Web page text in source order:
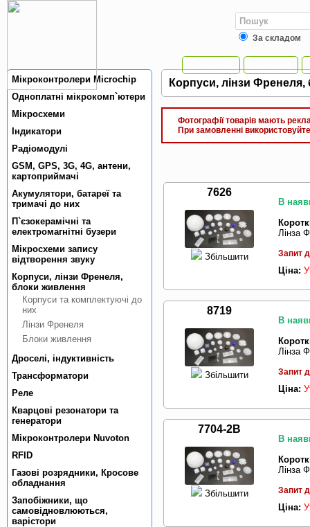
За складом
Мiкроконтролери Microchip
Одноплатнi мiкрокомп`ютери
Мiкросхеми
Індикатори
Радiомодулi
GSM, GPS, 3G, 4G, антени,
картоприймачi
Акумулятори, батареї та
тримачi до них
П`єзокерамiчнi та
електромагнiтнi бузери
Мікросхеми запису
відтворення звуку
Корпуси, лiнзи Френеля,
блоки живлення
Корпуси та комплектуючi до
них
Лiнзи Френеля
Блоки живлення
Дроселi, iндуктивнiсть
Трансформатори
Реле
Кварцовi резонатори та
генератори
Мiкроконтролери Nuvoton
RFID
Газовi розрядники, Кросове
обладнання
Запобiжники, що
самовiдновлюються,
варiстори
Корпуси, лiнзи
Фотографії товарів мають
При замовленні
7626
Збільшити
В
Лінза
Запит
Ціна:
8719
Збільшити
В
Лінза
Запит
Ціна:
7704-2B
Збільшити
В
Лінза
Запит
Ціна: